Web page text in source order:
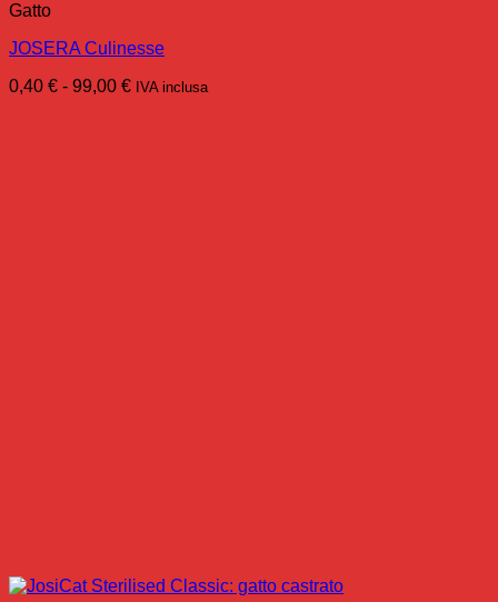
Gatto
JOSERA Culinesse
0,40 € - 99,00 €Fascia
IVA inclusa